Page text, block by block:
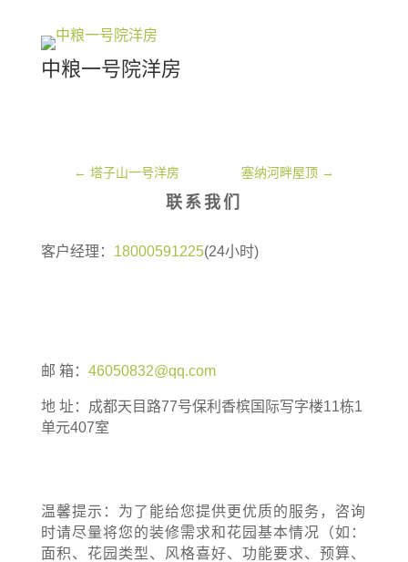
中粮一号院洋房
← 塔子山一号洋房 塞纳河畔屋顶 →
联系我们
客户经理： 18000591225(24小时)
邮 箱： 46050832@qq.com
地 址： 成都天目路77号保利香槟国际写字楼11栋1
单元407室
温馨提示： 为了能给您提供更优质的服务，咨询
时请尽量将您的装修需求和花园基本情况（如：
面积、花园类型、风格喜好、功能要求、预算、